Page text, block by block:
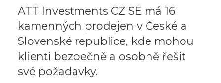
ATT Investments CZ SE má 16
kamenných prodejen v České a
Slovenské republice, kde mohou
klienti bezpečně a osobně řešit
své požadavky.